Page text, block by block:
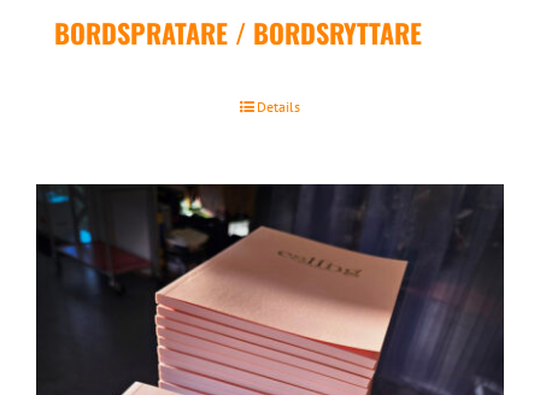
BORDSPRATARE / BORDSRYTTARE
Details